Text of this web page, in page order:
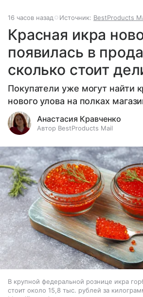
16 часов назад Источник: BestProducts
Красная икра
появилась в
сколько стоит
Покупатели уже могут найти
нового улова на полках
Анастасия Кравченко
Автор BestProducts Mail
В крупной федеральной рознице икра
стоит около 15,8 тыс. рублей за